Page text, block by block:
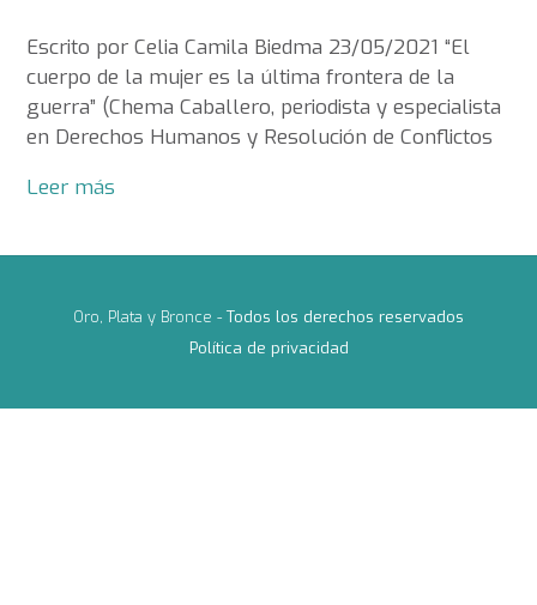
Escrito por Celia Camila Biedma 23/05/2021 “El
cuerpo de la mujer es la última frontera de la
guerra” (Chema Caballero, periodista y especialista
en Derechos Humanos y Resolución de Conflictos
Leer más
Oro, Plata y Bronce - Todos los derechos reservados
Política de privacidad